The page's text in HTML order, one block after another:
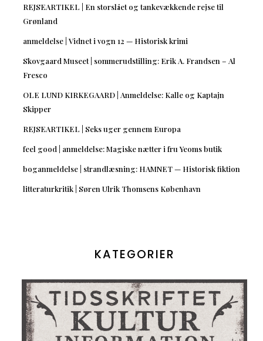
REJSEARTIKEL | En storslået og tankevækkende rejse til
Grønland
anmeldelse | Vidnet i vogn 12 — Historisk krimi
Skovgaard Museet | sommerudstilling: Erik A. Frandsen – Al
Fresco
OLE LUND KIRKEGAARD | Anmeldelse: Kalle og Kaptajn
Skipper
REJSEARTIKEL | Seks uger gennem Europa
feel good | anmeldelse: Magiske nætter i fru Yeoms butik
boganmeldelse | strandlæsning: HAMNET — Historisk fiktion
litteraturkritik | Søren Ulrik Thomsens København
KATEGORIER